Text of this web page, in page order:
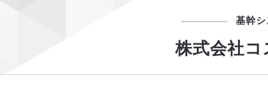
基幹
株式会社